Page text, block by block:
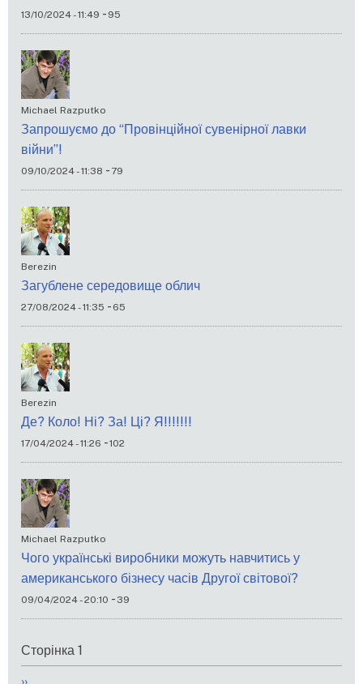
13/10/2024 - 11:49 - 95
Michael Razputko
Запрошуємо до “Провінційної сувенірної лавки
війни”!
09/10/2024 - 11:38 - 79
Berezin
Загублене середовище облич
27/08/2024 - 11:35 - 65
Berezin
Де? Коло! Ні? За! Ці? Я!!!!!!!
17/04/2024 - 11:26 -102
Michael Razputko
Чого українські виробники можуть навчитись у
американського бізнесу часів Другої світової?
09/04/2024 - 20:10 - 39
Розбивка
на
Сторінка 1